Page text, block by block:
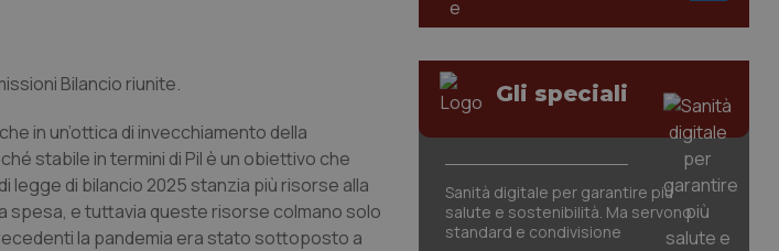
Bilancio riunite.
in un’ottica di invecchiamento della
stabile in termini di Pil è un obiettivo che
di bilancio 2025 stanzia più risorse alla
spesa, e tuttavia queste risorse colmano solo
la pandemia era stato sottoposto a
Gli speciali
Sanità digitale per garantire più
salute e sostenibilità. Ma servono
standard e condivisione